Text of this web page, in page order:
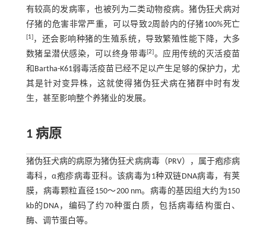
有较高的发病率，也被列为二类动物疫病。猪伪狂犬病对
仔猪的危害非常严重，可以导致2周龄内的仔猪100%死亡
[1]，还会影响种猪的生殖系统，导致繁殖性能下降，大多
数猪呈潜伏感染，可以终身带毒[2]。应用传统的灭活疫苗
和Bartha-K61弱毒活疫苗已经不足以产生足够的保护力，尤
其是针对变异株，这就使得猪伪狂犬病在猪群中时有发
生，甚至影响整个养猪业的发展。
1 病原
猪伪狂犬病的病原为猪伪狂犬病病毒（PRV），属于疱疹病
毒科，α疱疹病毒亚科。该病毒为1种双链DNA病毒，有荚
膜，病毒颗粒直径150～200 nm。病毒的基因组大约为150
kb的DNA，编码了约70种蛋白质，包括病毒结构蛋白、
酶、调节蛋白等。